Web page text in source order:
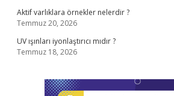
Aktif varlıklara örnekler nelerdir ?
Temmuz 20, 2026
UV ışınları iyonlaştırıcı mıdır ?
Temmuz 18, 2026